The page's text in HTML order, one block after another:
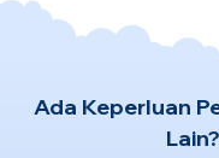
Ada Keperluan
Lain?